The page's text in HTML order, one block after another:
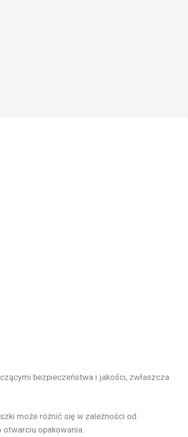
bezpieczeństwa i jakości, zwłaszcza
może różnić się w zależności od
otwarciu opakowania.